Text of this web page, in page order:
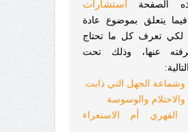
الصفحة
استشارات
فيما يتعلق بموضوع عادة
لكي تعرف كل ما تحتاج
عنها، وذلك تحت
وشماعة الجهل التي ذابت
والاحتلام والوسوسة
القهري أم الاستعراء